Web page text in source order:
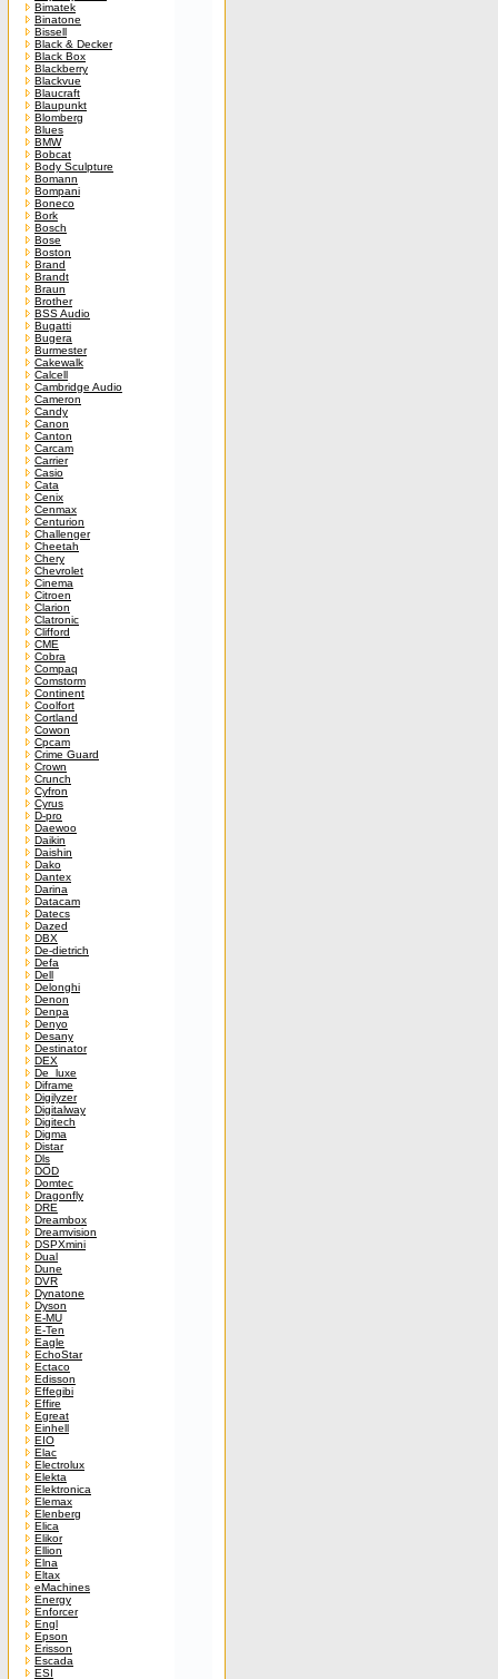
Bimatek
Binatone
Bissell
Black & Decker
Black Box
Blackberry
Blackvue
Blaucraft
Blaupunkt
Blomberg
Blues
BMW
Bobcat
Body Sculpture
Bomann
Bompani
Boneco
Bork
Bosch
Bose
Boston
Brand
Brandt
Braun
Brother
BSS Audio
Bugatti
Bugera
Burmester
Cakewalk
Calcell
Cambridge Audio
Cameron
Candy
Canon
Canton
Carcam
Carrier
Casio
Cata
Cenix
Cenmax
Centurion
Challenger
Cheetah
Chery
Chevrolet
Cinema
Citroen
Clarion
Clatronic
Clifford
CME
Cobra
Compaq
Comstorm
Continent
Coolfort
Cortland
Cowon
Cpcam
Crime Guard
Crown
Crunch
Cyfron
Cyrus
D-pro
Daewoo
Daikin
Daishin
Dako
Dantex
Darina
Datacam
Datecs
Dazed
DBX
De-dietrich
Defa
Dell
Delonghi
Denon
Denpa
Denyo
Desany
Destinator
DEX
De_luxe
Diframe
Digilyzer
Digitalway
Digitech
Digma
Distar
Dls
DOD
Domtec
Dragonfly
DRE
Dreambox
Dreamvision
DSPXmini
Dual
Dune
DVR
Dynatone
Dyson
E-MU
E-Ten
Eagle
EchoStar
Ectaco
Edisson
Effegibi
Effire
Egreat
Einhell
EIO
Elac
Electrolux
Elekta
Elektronica
Elemax
Elenberg
Elica
Elikor
Ellion
Elna
Eltax
eMachines
Energy
Enforcer
Engl
Epson
Erisson
Escada
ESI